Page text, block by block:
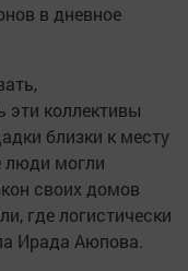
в дневное
эти коллективы
близки к месту
люди могли
своих домов
где логистически
Ирада Аюпова.